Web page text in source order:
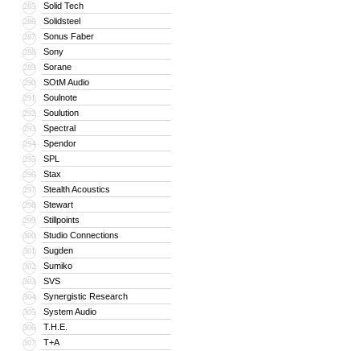
285 Solid Tech
286 Solidsteel
287 Sonus Faber
288 Sony
289 Sorane
290 SOtM Audio
291 Soulnote
292 Soulution
293 Spectral
294 Spendor
295 SPL
296 Stax
297 Stealth Acoustics
298 Stewart
299 Stillpoints
300 Studio Connections
301 Sugden
302 Sumiko
303 SVS
304 Synergistic Research
305 System Audio
306 T.H.E.
307 T+A